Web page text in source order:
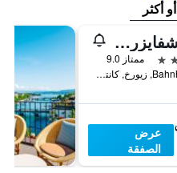
فندق شفايزرهوف زوريخ
ممتاز 9.0
Bahnhofplatz 7, زيورخ, كانتون زيورخ, سويسرا
عرض
الصفقة